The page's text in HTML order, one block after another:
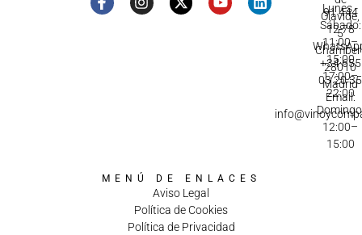
Olavide,
5
28010
Madrid
Lunes -
Sábado:
11:00–
15:00
17:00–
22:00
12:00–
15:00
91 444
12 78
+34 655
03 20 35
Email:
MENÚ DE ENLACES
Aviso Legal
Política de Cookies
Política de Privacidad